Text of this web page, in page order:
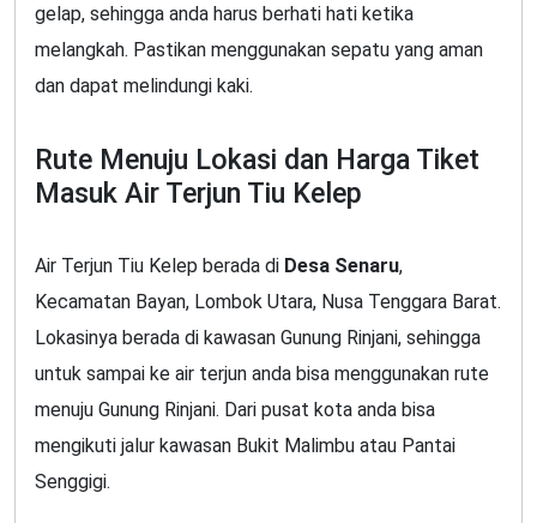
gelap, sehingga anda harus berhati hati ketika
melangkah. Pastikan menggunakan sepatu yang aman
dan dapat melindungi kaki.
Rute Menuju Lokasi dan Harga Tiket
Masuk Air Terjun Tiu Kelep
Air Terjun Tiu Kelep berada di Desa Senaru,
Kecamatan Bayan, Lombok Utara, Nusa Tenggara Barat.
Lokasinya berada di kawasan Gunung Rinjani, sehingga
untuk sampai ke air terjun anda bisa menggunakan rute
menuju Gunung Rinjani. Dari pusat kota anda bisa
mengikuti jalur kawasan Bukit Malimbu atau Pantai
Senggigi.